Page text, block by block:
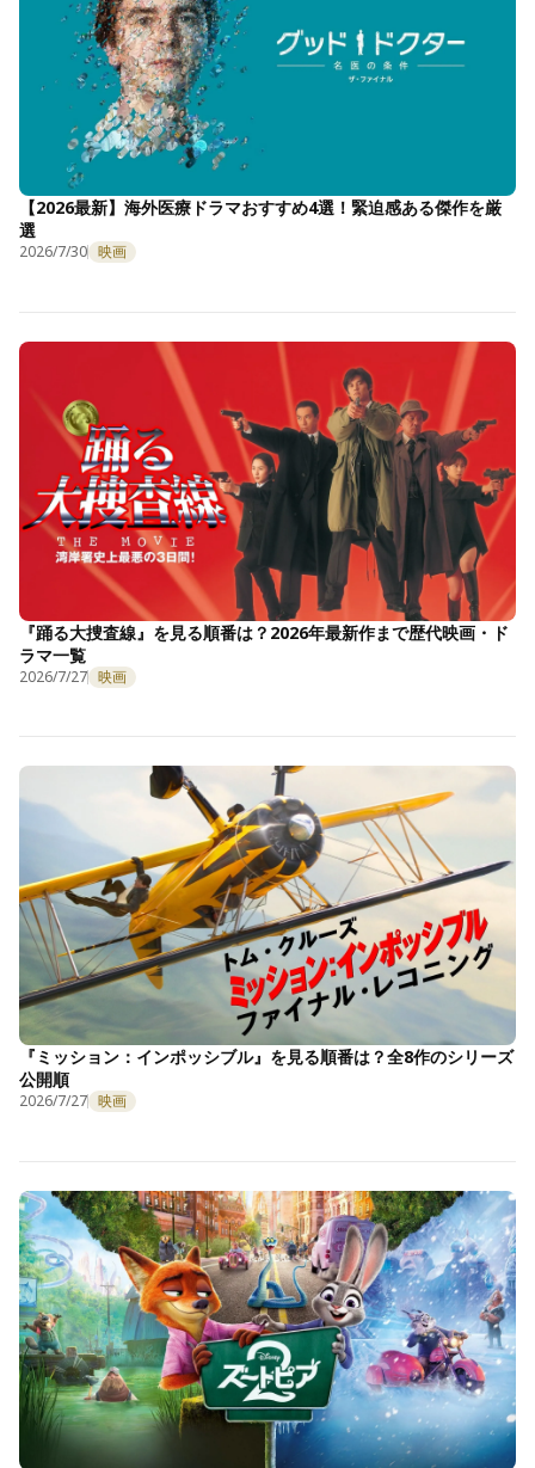
【2026最新】海外医療ドラマおすすめ4選！緊迫感ある傑作を厳
選
2026/7/30 映画
『踊る大捜査線』を見る順番は？2026年最新作まで歴代映画・ド
ラマ一覧
2026/7/27 映画
『ミッション：インポッシブル』を見る順番は？全8作のシリーズ
公開順
2026/7/27 映画